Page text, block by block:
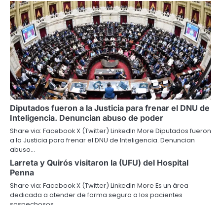
Diputados fueron a la Justicia para frenar el DNU de
Inteligencia. Denuncian abuso de poder
Share via: Facebook X (Twitter) LinkedIn More Diputados fueron
a la Justicia para frenar el DNU de Inteligencia. Denuncian
abuso…
Larreta y Quirós visitaron la (UFU) del Hospital
Penna
Share via: Facebook X (Twitter) LinkedIn More Es un área
dedicada a atender de forma segura a los pacientes